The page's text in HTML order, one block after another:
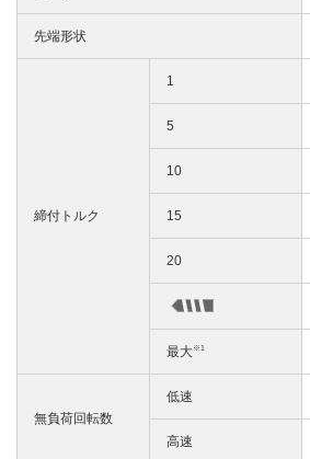
先端形状
締付トルク
1
5
10
15
20
最大※1
無負荷回転数
低速
高速